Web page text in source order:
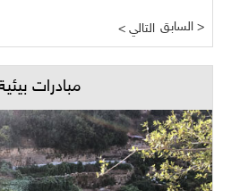
< التالي السابق >
مبادرات